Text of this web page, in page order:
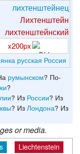
лихтенштейнец
Лихтенштейн
лихтенштейнский
x200px
русская Россия
румынском? По-
?
? Из России? Из
? ИзЛондона? Из
or media.
Liechtenstein